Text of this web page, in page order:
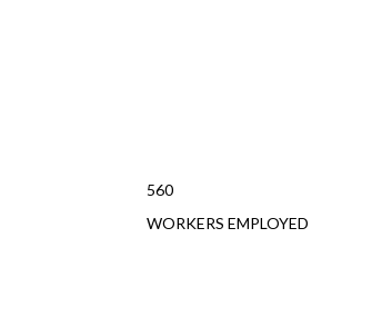
560
WORKERS EMPLOYED